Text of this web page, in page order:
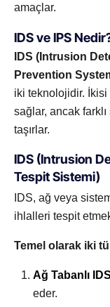
amaçlar.
IDS ve IPS
IDS (Intrusion
Prevention
iki teknolojidir. İkisi
sağlar, ancak
taşırlar.
IDS (Intrusion
Tespit Sistemi)
IDS, ağ veya
ihlalleri tespit
Temel olarak iki
Ağ Tabanlı
eder.